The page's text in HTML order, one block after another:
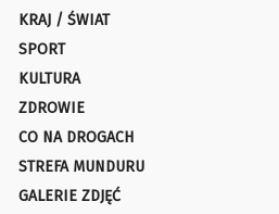
KRAJ / ŚWIAT
SPORT
KULTURA
ZDROWIE
CO NA DROGACH
STREFA MUNDURU
GALERIE ZDJĘĆ